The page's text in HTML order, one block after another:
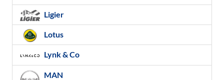
Ligier
Lotus
Lynk & Co
MAN